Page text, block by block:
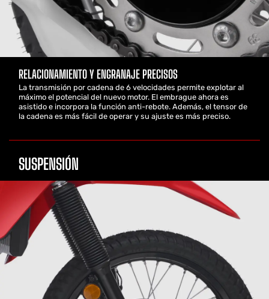
RELACIONAMIENTO Y ENGRANAJE PRECISOS
La transmisión por cadena de 6 velocidades permite explotar al
máximo el potencial del nuevo motor. El embrague ahora es
asistido e incorpora la función anti-rebote. Además, el tensor de
la cadena es más fácil de operar y su ajuste es más preciso.
SUSPENSIÓN